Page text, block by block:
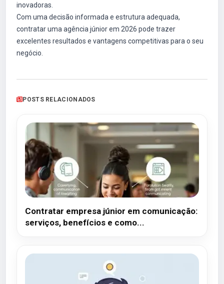
inovadoras.
Com uma decisão informada e estrutura adequada,
contratar uma agência júnior em 2026 pode trazer
excelentes resultados e vantagens competitivas para o seu
negócio.
POSTS RELACIONADOS
Contratar empresa júnior em comunicação:
serviços, benefícios e como...